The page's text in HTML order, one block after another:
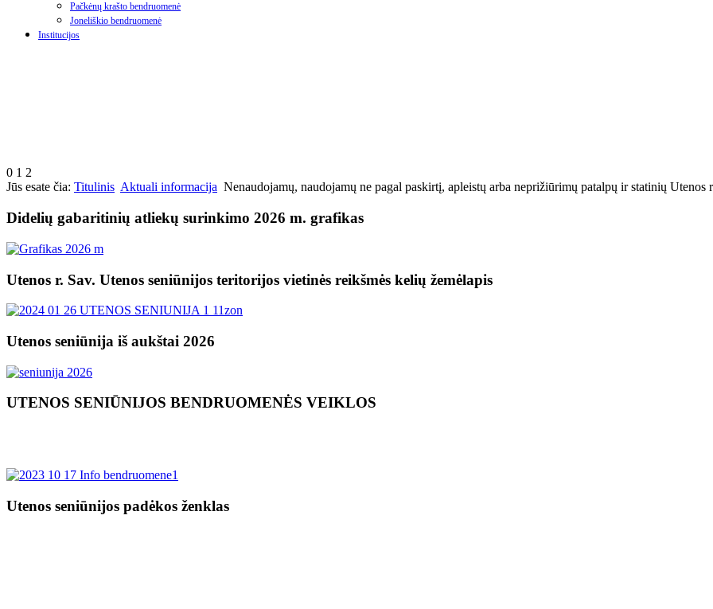
Pačkėnų krašto bendruomenė
Joneliškio bendruomenė
Institucijos
0 1 2
Jūs esate čia: Titulinis Aktuali informacija Nenaudojamų, naudojamų ne pagal paskirtį, apleistų arba neprižiūrimų patalpų ir statinių Utenos
Didelių gabaritinių atliekų surinkimo 2026 m. grafikas
Utenos r. Sav. Utenos seniūnijos teritorijos vietinės reikšmės kelių žemėlapis
Utenos seniūnija iš aukštai 2026
UTENOS SENIŪNIJOS BENDRUOMENĖS VEIKLOS
Utenos seniūnijos padėkos ženklas